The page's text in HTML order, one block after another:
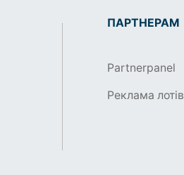
ПАРТНЕРАМ
Partnerpanel
Реклама лотів